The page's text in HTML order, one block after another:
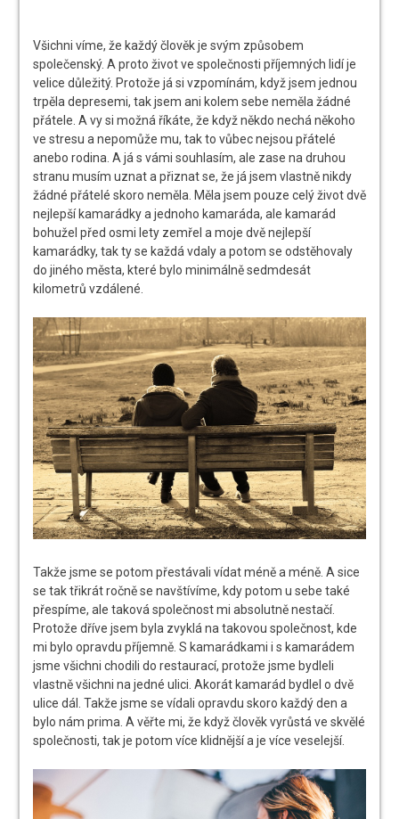
Všichni víme, že každý člověk je svým způsobem
společenský. A proto život ve společnosti příjemných lidí je
velice důležitý. Protože já si vzpomínám, když jsem jednou
trpěla depresemi, tak jsem ani kolem sebe neměla žádné
přátele. A vy si možná říkáte, že když někdo nechá někoho
ve stresu a nepomůže mu, tak to vůbec nejsou přátelé
anebo rodina. A já s vámi souhlasím, ale zase na druhou
stranu musím uznat a přiznat se, že já jsem vlastně nikdy
žádné přátelé skoro neměla. Měla jsem pouze celý život dvě
nejlepší kamarádky a jednoho kamaráda, ale kamarád
bohužel před osmi lety zemřel a moje dvě nejlepší
kamarádky, tak ty se každá vdaly a potom se odstěhovaly
do jiného města, které bylo minimálně sedmdesát
kilometrů vzdálené.
Takže jsme se potom přestávali vídat méně a méně. A sice
se tak třikrát ročně se navštívíme, kdy potom u sebe také
přespíme, ale taková společnost mi absolutně nestačí.
Protože dříve jsem byla zvyklá na takovou společnost, kde
mi bylo opravdu příjemně. S kamarádkami i s kamarádem
jsme všichni chodili do restaurací, protože jsme bydleli
vlastně všichni na jedné ulici. Akorát kamarád bydlel o dvě
ulice dál. Takže jsme se vídali opravdu skoro každý den a
bylo nám prima. A věřte mi, že když člověk vyrůstá ve skvělé
společnosti, tak je potom více klidnější a je více veselejší.